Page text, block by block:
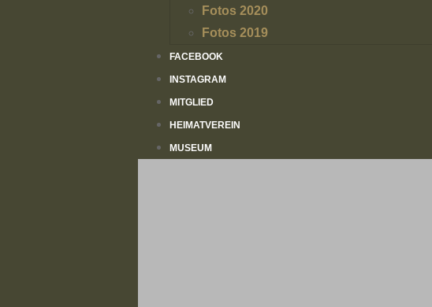
Fotos 2020
Fotos 2019
FACEBOOK
INSTAGRAM
MITGLIED
HEIMATVEREIN
MUSEUM